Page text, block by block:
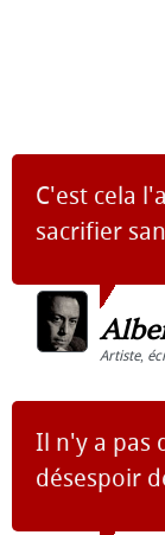
C'est cela
sacrifier
Artiste,
Il n'y a pas
désespoir